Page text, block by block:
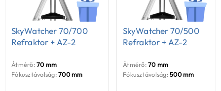
SkyWatcher 70/700
Refraktor + AZ-2
Átmérő: 70 mm
Fókusztávolság: 700 mm
SkyWatcher 70/500
Refraktor + AZ-2
Átmérő: 70 mm
Fókusztávolság: 500 mm